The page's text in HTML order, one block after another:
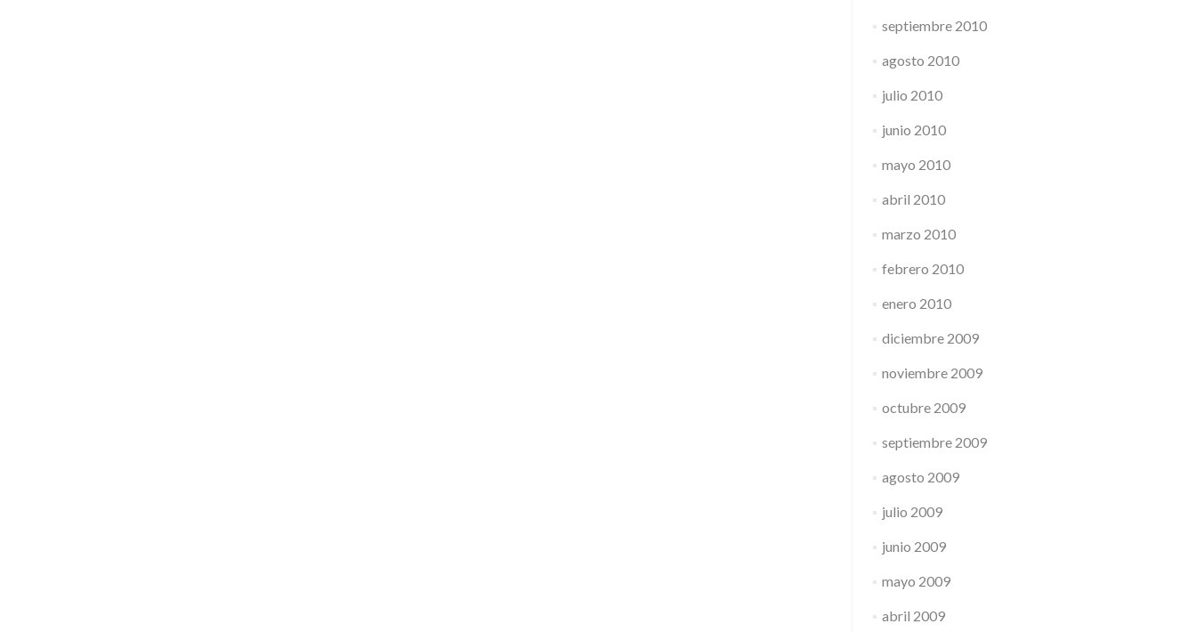
septiembre 2010
agosto 2010
julio 2010
junio 2010
mayo 2010
abril 2010
marzo 2010
febrero 2010
enero 2010
diciembre 2009
noviembre 2009
octubre 2009
septiembre 2009
agosto 2009
julio 2009
junio 2009
mayo 2009
abril 2009